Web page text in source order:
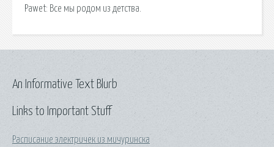
Pawet: Все мы родом из детства.
Links to Important Stuff
Расписание электричек из мичуринска
An Informative Text Blurb